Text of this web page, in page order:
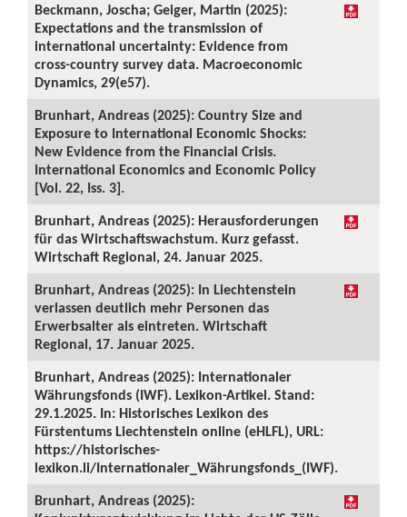
Beckmann, Joscha; Geiger, Martin (2025):
Expectations and the transmission of
international uncertainty: Evidence from
cross-country survey data. Macroeconomic
Dynamics, 29(e57).
Brunhart, Andreas (2025): Country Size and
Exposure to International Economic Shocks:
New Evidence from the Financial Crisis.
International Economics and Economic Policy
[Vol. 22, Iss. 3].
Brunhart, Andreas (2025): Herausforderungen
für das Wirtschaftswachstum. Kurz gefasst.
Wirtschaft Regional, 24. Januar 2025.
Brunhart, Andreas (2025): In Liechtenstein
verlassen deutlich mehr Personen das
Erwerbsalter als eintreten. Wirtschaft
Regional, 17. Januar 2025.
Brunhart, Andreas (2025): Internationaler
Währungsfonds (IWF). Lexikon-Artikel. Stand:
29.1.2025. In: Historisches Lexikon des
Fürstentums Liechtenstein online (eHLFL), URL:
https://historisches-
lexikon.li/Internationaler_Währungsfonds_(IWF).
Brunhart, Andreas (2025):